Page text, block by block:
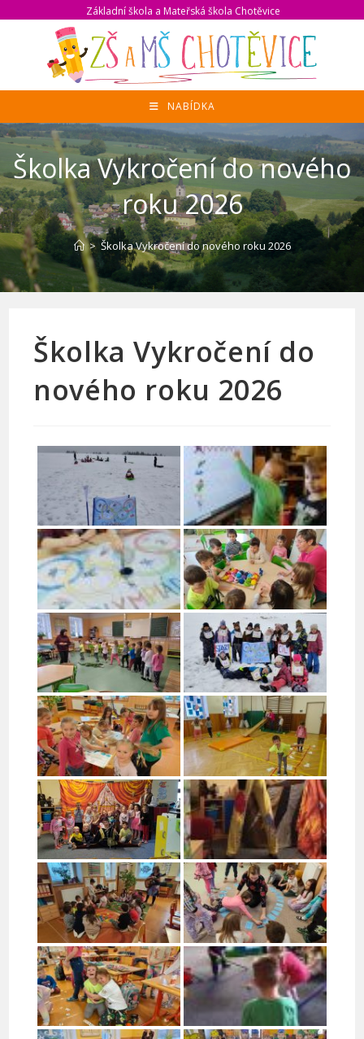
Základní škola a Mateřská škola Chotěvice
NABÍDKA
Školka Vykročení do nového
roku 2026
> Školka Vykročení do nového roku 2026
Školka Vykročení do
nového roku 2026